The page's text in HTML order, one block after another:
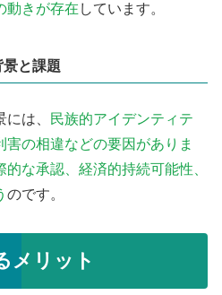
動きが存在 しています。
と課題
は、
民族的アイデンティテ
害の相違などの要因がありま
な承認、経済的持続可能性、
のです。
メリット